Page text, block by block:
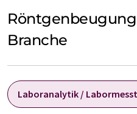
Branche
Laboranalytik /